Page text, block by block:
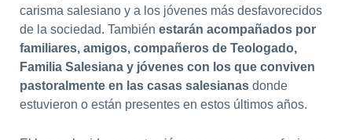
carisma salesiano y a los jóvenes más desfavorecidos
de la sociedad. También estarán acompañados por
familiares, amigos, compañeros de Teologado,
Familia Salesiana y jóvenes con los que conviven
pastoralmente en las casas salesianasdonde
estuvieron o están presentes en estos últimos años.